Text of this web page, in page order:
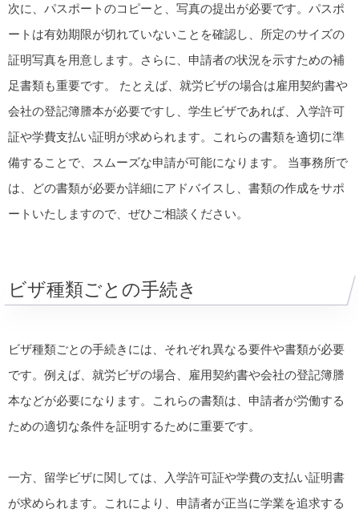
次に、パスポートのコピーと、写真の提出が必要です。パスポ
ートは有効期限が切れていないことを確認し、所定のサイズの
証明写真を用意します。さらに、申請者の状況を示すための補
足書類も重要です。 たとえば、就労ビザの場合は雇用契約書や
会社の登記簿謄本が必要ですし、学生ビザであれば、入学許可
証や学費支払い証明が求められます。これらの書類を適切に準
備することで、スムーズな申請が可能になります。 当事務所で
は、どの書類が必要か詳細にアドバイスし、書類の作成をサポ
ートいたしますので、ぜひご相談ください。
ビザ種類ごとの手続き
ビザ種類ごとの手続きには、それぞれ異なる要件や書類が必要
です。例えば、就労ビザの場合、雇用契約書や会社の登記簿謄
本などが必要になります。これらの書類は、申請者が労働する
ための適切な条件を証明するために重要です。
一方、留学ビザに関しては、入学許可証や学費の支払い証明書
が求められます。これにより、申請者が正当に学業を追求する